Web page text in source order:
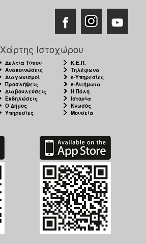
Χάρτης Ιστοχώρου
Δελτία Τύπου
Ανακοινώσεις
Διαγωνισμοί
Προσλήψεις
Διαβουλεύσεις
Εκδηλώσεις
Ο Δήμος
Υπηρεσίες
Κ.Ε.Π.
Τηλέφωνα
e-Υπηρεσίες
e-Αιτήματα
Η Πόλη
Ιστορία
Κνωσός
Μουσεία